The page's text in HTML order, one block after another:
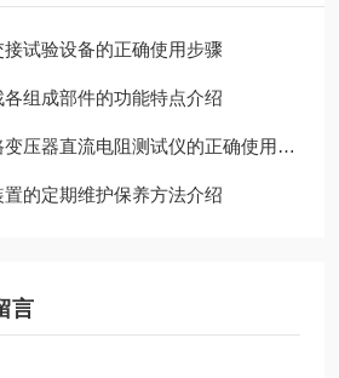
试验设备的正确使用步骤
组成部件的功能特点介绍
器直流电阻测试仪的正确使用方法全攻略
的定期维护保养方法介绍
言